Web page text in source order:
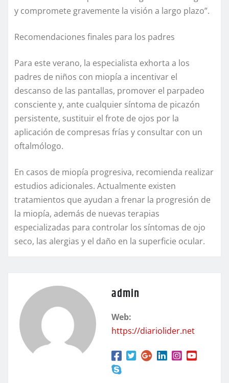
y compromete gravemente la visión a largo plazo”.
Recomendaciones finales para los padres
Para este verano, la especialista exhorta a los
padres de niños con miopía a incentivar el
descanso de las pantallas, promover el parpadeo
consciente y, ante cualquier síntoma de picazón
persistente, sustituir el frote de ojos por la
aplicación de compresas frías y consultar con un
oftalmólogo.
En casos de miopía progresiva, recomienda realizar
estudios adicionales. Actualmente existen
tratamientos que ayudan a frenar la progresión de
la miopía, además de nuevas terapias
especializadas para controlar los síntomas de ojo
seco, las alergias y el daño en la superficie ocular.
admin
Web:
https://diariolider.net